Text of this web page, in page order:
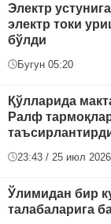
Электр
электр токи
бўлди
Бугун 05:20
Қўлларида
Ралф
23:43 / 25 июл 2026
Ўлимидан бир
талабаларига